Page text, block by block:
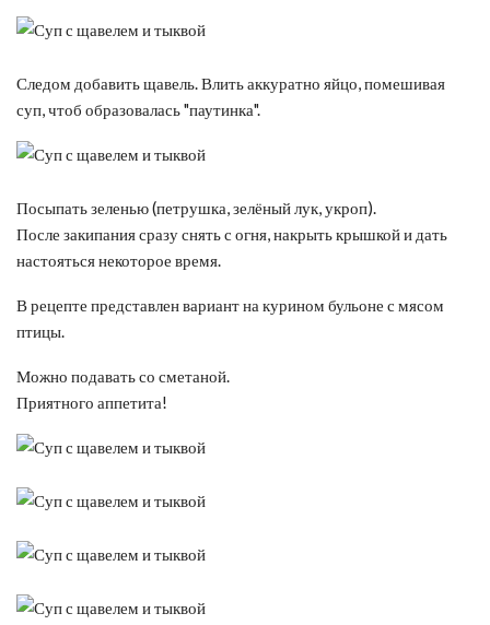
Следом добавить щавель. Влить аккуратно яйцо, помешивая
суп, чтоб образовалась "паутинка".
Посыпать зеленью (петрушка, зелёный лук, укроп).
После закипания сразу снять с огня, накрыть крышкой и дать
настояться некоторое время.
В рецепте представлен вариант на курином бульоне с мясом
птицы.
Можно подавать со сметаной.
Приятного аппетита!